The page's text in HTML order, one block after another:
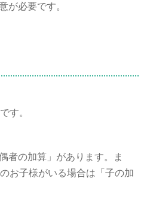
が必要です。
す。
者の加算」があります。ま
お子様がいる場合は「子の加